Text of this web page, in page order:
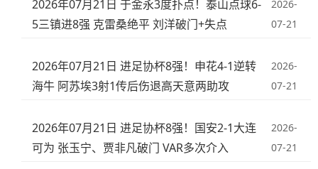
2026年07月21日 于金永3度扑点！泰山点球6-
5三镇进8强 克雷桑绝平 刘洋破门+失点
2026-
07-21
2026年07月21日 进足协杯8强！申花4-1逆转
海牛 阿苏埃3射1传后伤退高天意两助攻
2026-
07-21
2026年07月21日 进足协杯8强！国安2-1大连
可为 张玉宁、贾非凡破门 VAR多次介入
2026-
07-21